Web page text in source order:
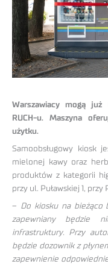
Warszawiacy mogą już
RUCH-u. Maszyna
użytku.
Samoobsługowy kiosk
mielonej kawy oraz
produktów z kategorii
przy ul. Puławskiej 1,
– Do kiosku na bieżąco
zapewniany będzie
infrastruktury. Przy
będzie dozownik z
zapewnienie